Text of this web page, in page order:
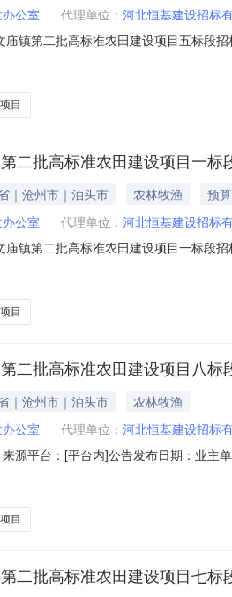
公室 代理单位： 河北恒基建设招标
庙镇第二批高标准农田建设项目五标段
业开发办公室，建设资金来自中央投
目
二批高标准农田建设项目一标
｜沧州市｜泊头市 农林牧渔
预
公室 代理单位： 河北恒基建设招标
庙镇第二批高标准农田建设项目一标段
业开发办公室，建设资金来自中央投
目
二批高标准农田建设项目八标
｜沧州市｜泊头市
农林牧渔
公室 代理单位： 河北恒基建设招标
源平台：[平台内]公告发布日期：业主
州市-泊头市-->招标内容：-->泊头市
目
二批高标准农田建设项目七标